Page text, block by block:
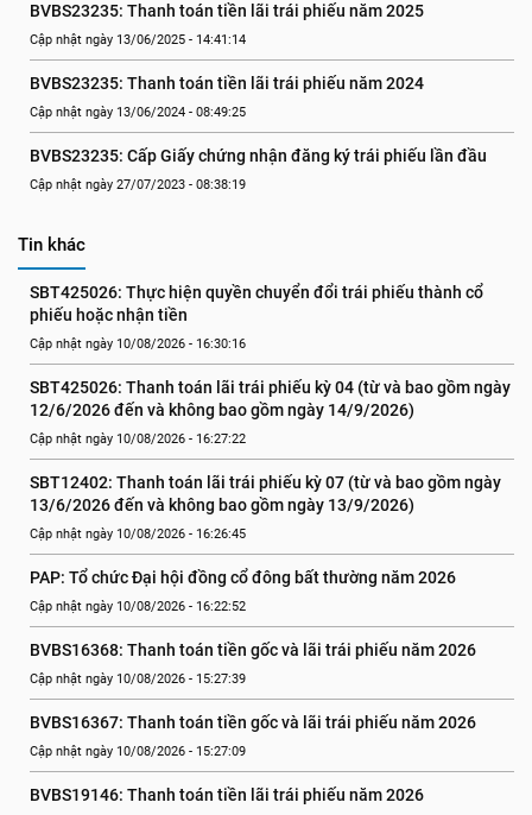
BVBS23235: Thanh toán tiền lãi trái phiếu năm 2025
Cập nhật ngày 13/06/2025 - 14:41:14
BVBS23235: Thanh toán tiền lãi trái phiếu năm 2024
Cập nhật ngày 13/06/2024 - 08:49:25
BVBS23235: Cấp Giấy chứng nhận đăng ký trái phiếu lần đầu
Cập nhật ngày 27/07/2023 - 08:38:19
Tin khác
SBT425026: Thực hiện quyền chuyển đổi trái phiếu thành cổ
phiếu hoặc nhận tiền
Cập nhật ngày 10/08/2026 - 16:30:16
SBT425026: Thanh toán lãi trái phiếu kỳ 04 (từ và bao gồm ngày
12/6/2026 đến và không bao gồm ngày 14/9/2026)
Cập nhật ngày 10/08/2026 - 16:27:22
SBT12402: Thanh toán lãi trái phiếu kỳ 07 (từ và bao gồm ngày
13/6/2026 đến và không bao gồm ngày 13/9/2026)
Cập nhật ngày 10/08/2026 - 16:26:45
PAP: Tổ chức Đại hội đồng cổ đông bất thường năm 2026
Cập nhật ngày 10/08/2026 - 16:22:52
BVBS16368: Thanh toán tiền gốc và lãi trái phiếu năm 2026
Cập nhật ngày 10/08/2026 - 15:27:39
BVBS16367: Thanh toán tiền gốc và lãi trái phiếu năm 2026
Cập nhật ngày 10/08/2026 - 15:27:09
BVBS19146: Thanh toán tiền lãi trái phiếu năm 2026